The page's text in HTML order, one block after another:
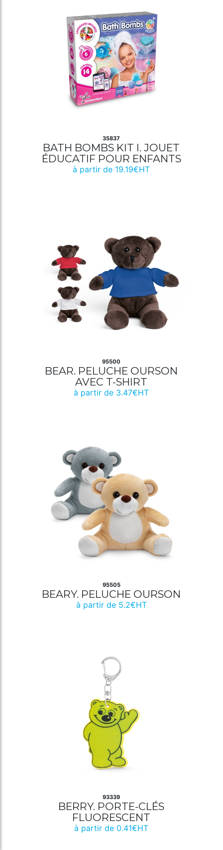
35837
BATH BOMBS KIT I. JOUET
ÉDUCATIF POUR ENFANTS
à partir de 19.19€HT
95500
BEAR. PELUCHE OURSON
AVEC T-SHIRT
à partir de 3.47€HT
95505
BEARY. PELUCHE OURSON
à partir de 5.2€HT
93339
BERRY. PORTE-CLÉS
FLUORESCENT
à partir de 0.41€HT